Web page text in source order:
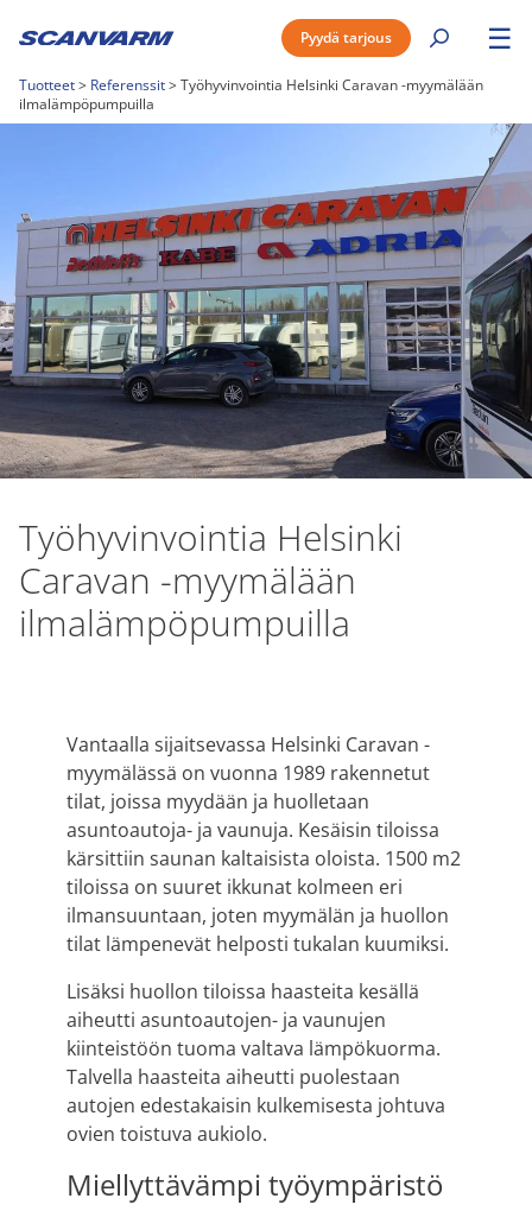
Pyydä tarjous ☰
Tuotteet> Referenssit> Työhyvinvointia Helsinki Caravan -myymälään
ilmalämpöpumpuilla
Työhyvinvointia Helsinki
Caravan -myymälään
ilmalämpöpumpuilla
Vantaalla sijaitsevassa Helsinki Caravan -
myymälässä on vuonna 1989 rakennetut
tilat, joissa myydään ja huolletaan
asuntoautoja- ja vaunuja. Kesäisin tiloissa
kärsittiin saunan kaltaisista oloista. 1500 m2
tiloissa on suuret ikkunat kolmeen eri
ilmansuuntaan, joten myymälän ja huollon
tilat lämpenevät helposti tukalan kuumiksi.
Lisäksi huollon tiloissa haasteita kesällä
aiheutti asuntoautojen- ja vaunujen
kiinteistöön tuoma valtava lämpökuorma.
Talvella haasteita aiheutti puolestaan
autojen edestakaisin kulkemisesta johtuva
ovien toistuva aukiolo.
Miellyttävämpi työympäristö